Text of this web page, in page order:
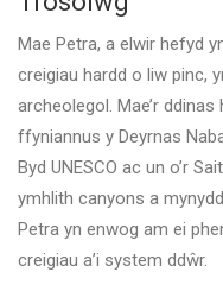
Mae Petra, a elwir hefyd
creigiau hardd o liw pinc,
archeolegol. Mae’r
ffyniannus y Deyrnas
Byd UNESCO ac un o’r
ymhlith canyons a
Petra yn enwog am ei
creigiau a’i system ddŵr.